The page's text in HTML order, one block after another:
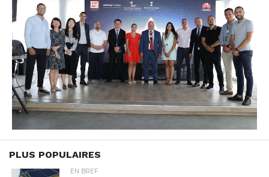
PLUS POPULAIRES
EN BREF